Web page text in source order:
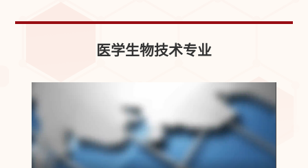
医学生物技术专业